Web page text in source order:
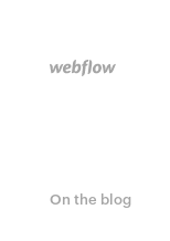
On the blog